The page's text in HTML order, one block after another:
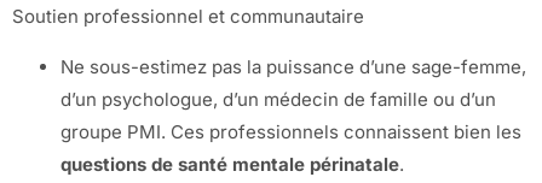
Soutien professionnel et communautaire
Ne sous-estimez pas la puissance d’une sage-femme,
d’un psychologue, d’un médecin de famille ou d’un
groupe PMI. Ces professionnels connaissent bien les
questions de santé mentale périnatale.